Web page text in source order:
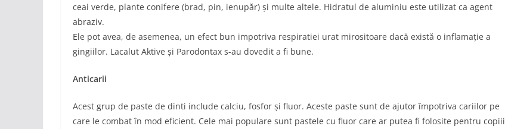
ceai verde, plante conifere (brad, pin, ienupăr) și multe altele. Hidratul de aluminiu este utilizat ca agent
abraziv.
Ele pot avea, de asemenea, un efect bun impotriva respiratiei urat mirositoare dacă există o inflamație a
gingiilor. Lacalut Aktive și Parodontax s-au dovedit a fi bune.
Anticarii
Acest grup de paste de dinti include calciu, fosfor și fluor. Aceste paste sunt de ajutor împotriva cariilor pe
care le combat în mod eficient. Cele mai populare sunt pastele cu fluor care ar putea fi folosite pentru copiii